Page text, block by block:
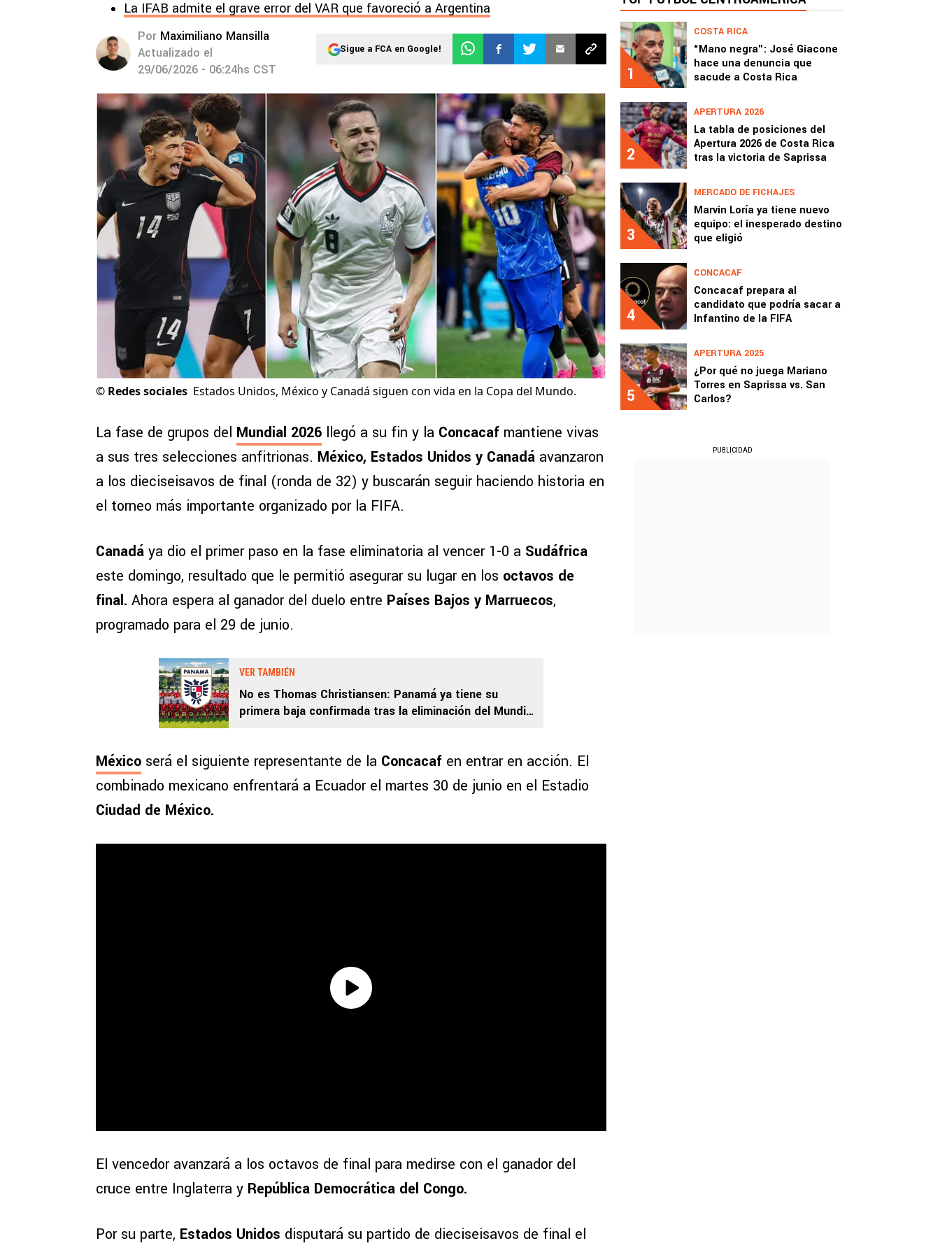
La IFAB admite el grave error del VAR que favoreció a Argentina
Por Maximiliano Mansilla
Actualizado el
29/06/2026 - 06:24hs CST
Sigue a FCA en Google!
© Redes sociales Estados Unidos, México y Canadá siguen con vida en la Copa del Mundo.
La fase de grupos del Mundial 2026 llegó a su fin y la Concacaf mantiene vivas
a sus tres selecciones anfitrionas. México, Estados Unidos y Canadá avanzaron
a los dieciseisavos de final (ronda de 32) y buscarán seguir haciendo historia en
el torneo más importante organizado por la FIFA.
Canadá ya dio el primer paso en la fase eliminatoria al vencer 1-0 a Sudáfrica
este domingo, resultado que le permitió asegurar su lugar en los octavos de
final. Ahora espera al ganador del duelo entre Países Bajos y Marruecos,
programado para el 29 de junio.
VER TAMBIÉN
No es Thomas Christiansen: Panamá ya tiene su
primera baja confirmada tras la eliminación del Mundial
México será el siguiente representante de la Concacaf en entrar en acción. El
combinado mexicano enfrentará a Ecuador el martes 30 de junio en el Estadio
Ciudad de México.
El vencedor avanzará a los octavos de final para medirse con el ganador del
cruce entre Inglaterra y República Democrática del Congo.
Por su parte, Estados Unidos disputará su partido de dieciseisavos de final el
1
COSTA RICA
“Mano negra": José Giacone
hace una denuncia que
sacude a Costa Rica
2
APERTURA 2026
La tabla de posiciones del
Apertura 2026 de Costa Rica
tras la victoria de Saprissa
3
MERCADO DE FICHAJES
Marvin Loría ya tiene nuevo
equipo: el inesperado destino
que eligió
4
CONCACAF
Concacaf prepara al
candidato que podría sacar a
Infantino de la FIFA
5
APERTURA 2025
¿Por qué no juega Mariano
Torres en Saprissa vs. San
Carlos?
PUBLICIDAD